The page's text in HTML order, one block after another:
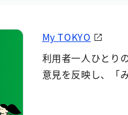
My TOKYO
利用者一人ひとり
意見を反映し、「